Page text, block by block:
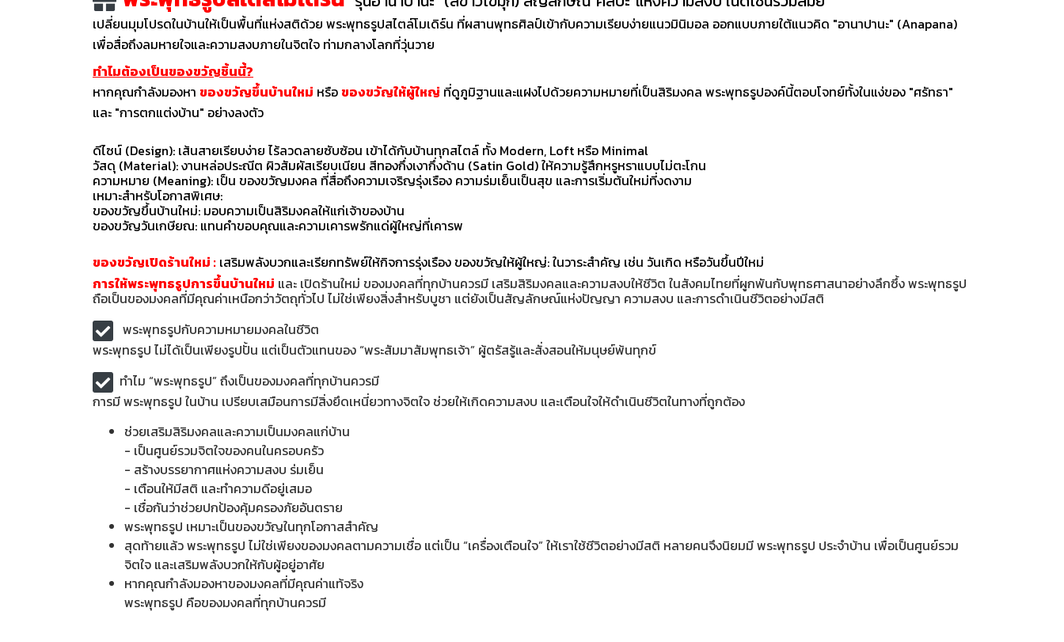
​เปลี่ยนมุมโปรดในบ้านให้เป็นพื้นที่แห่งสติด้วย พระพุทธรูปสไตล์โมเดิร์น ที่ผสานพุทธศิลป์เข้ากับความเรียบง่ายแนวมินิมอล ออกแบบภายใต้แนวคิด "อานาปานะ" (Anapana)
เพื่อสื่อถึงลมหายใจและความสงบภายในจิตใจ ท่ามกลางโลกที่วุ่นวาย
ทำไมต้องเป็นของขวัญชิ้นนี้?
​หากคุณกำลังมองหา ของขวัญขึ้นบ้านใหม่ หรือของขวัญให้ผู้ใหญ่ ที่ดูภูมิฐานและแฝงไปด้วยความหมายที่เป็นสิริมงคล พระพุทธรูปองค์นี้ตอบโจทย์ทั้งในแง่ของ "ศรัทธา"
และ "การตกแต่งบ้าน" อย่างลงตัว
​ดีไซน์ (Design): เส้นสายเรียบง่าย ไร้ลวดลายซับซ้อน เข้าได้กับบ้านทุกสไตล์ ทั้ง Modern, Loft หรือ Minimal
​วัสดุ (Material): งานหล่อประณีต ผิวสัมผัสเรียบเนียน สีทองกึ่งเงากึ่งด้าน (Satin Gold) ให้ความรู้สึกหรูหราแบบไม่ตะโกน
​ความหมาย (Meaning): เป็น ของขวัญมงคล ที่สื่อถึงความเจริญรุ่งเรือง ความร่มเย็นเป็นสุข และการเริ่มต้นใหม่ที่งดงาม
​เหมาะสำหรับโอกาสพิเศษ:
​ของขวัญขึ้นบ้านใหม่: มอบความเป็นสิริมงคลให้แก่เจ้าของบ้าน
​ของขวัญวันเกษียณ: แทนคำขอบคุณและความเคารพรักแด่ผู้ใหญ่ที่เคารพ
​ของขวัญเปิดร้านใหม่ : เสริมพลังบวกและเรียกทรัพย์ให้กิจการรุ่งเรือง ของขวัญให้ผู้ใหญ่: ในวาระสำคัญ เช่น วันเกิด หรือวันขึ้นปีใหม่
การให้พระพุทธรูปการขึ้นบ้านใหม่ และ เปิดร้านใหม่ ของมงคลที่ทุกบ้านควรมี เสริมสิริมงคลและความสงบให้ชีวิต ในสังคมไทยที่ผูกพันกับพุทธศาสนาอย่างลึกซึ้ง พระพุทธรูป
ถือเป็นของมงคลที่มีคุณค่าเหนือกว่าวัตถุทั่วไป ไม่ใช่เพียงสิ่งสำหรับบูชา แต่ยังเป็นสัญลักษณ์แห่งปัญญา ความสงบ และการดำเนินชีวิตอย่างมีสติ
พระพุทธรูปกับความหมายมงคลในชีวิต
พระพุทธรูป ไม่ได้เป็นเพียงรูปปั้น แต่เป็นตัวแทนของ “พระสัมมาสัมพุทธเจ้า” ผู้ตรัสรู้และสั่งสอนให้มนุษย์พ้นทุกข์
ทำไม “พระพุทธรูป” ถึงเป็นของมงคลที่ทุกบ้านควรมี
การมี พระพุทธรูป ในบ้าน เปรียบเสมือนการมีสิ่งยึดเหนี่ยวทางจิตใจ ช่วยให้เกิดความสงบ และเตือนใจให้ดำเนินชีวิตในทางที่ถูกต้อง
ช่วยเสริมสิริมงคลและความเป็นมงคลแก่บ้าน
- เป็นศูนย์รวมจิตใจของคนในครอบครัว
- สร้างบรรยากาศแห่งความสงบ ร่มเย็น
- เตือนให้มีสติ และทำความดีอยู่เสมอ
- เชื่อกันว่าช่วยปกป้องคุ้มครองภัยอันตราย
พระพุทธรูป เหมาะเป็นของขวัญในทุกโอกาสสำคัญ
สุดท้ายแล้ว พระพุทธรูป ไม่ใช่เพียงของมงคลตามความเชื่อ แต่เป็น “เครื่องเตือนใจ” ให้เราใช้ชีวิตอย่างมีสติ หลายคนจึงนิยมมี พระพุทธรูป ประจำบ้าน เพื่อเป็นศูนย์รวม
จิตใจ และเสริมพลังบวกให้กับผู้อยู่อาศัย
หากคุณกำลังมองหาของมงคลที่มีคุณค่าแท้จริง
พระพุทธรูป คือของมงคลที่ทุกบ้านควรมี